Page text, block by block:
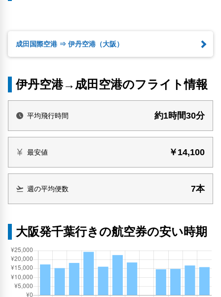
成田国際空港 ⇒ 伊丹空港（大阪）
伊丹空港→成田空港のフライト情報
平均飛行時間 約1時間30分
最安値 ￥14,100
週の平均便数 7本
大阪発千葉行きの航空券の安い時期